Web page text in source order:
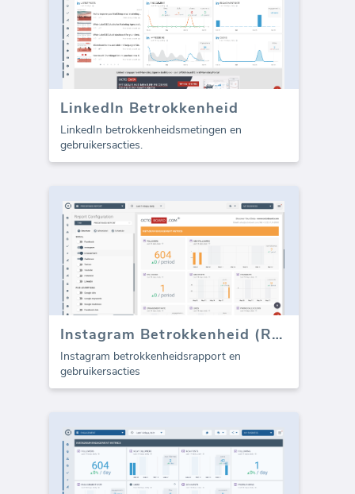
LinkedIn Betrokkenheid
LinkedIn betrokkenheidsmetingen en
gebruikersacties.
Instagram Betrokkenheid (Rapport)
Instagram betrokkenheidsrapport en
gebruikersacties